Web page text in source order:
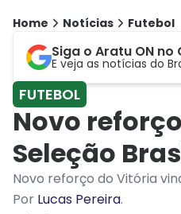
Home Notícias Futebol
Siga o Aratu ON no
E veja as notícias do
FUTEBOL
Novo
Seleção
Novo reforço do Vitória
Por Lucas Pereira.